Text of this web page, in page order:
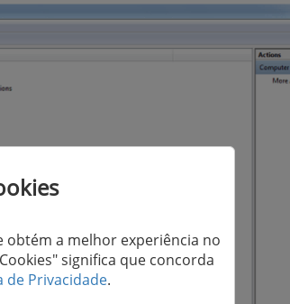
obtém a melhor experiência no
significa que concorda
de Privacidade.